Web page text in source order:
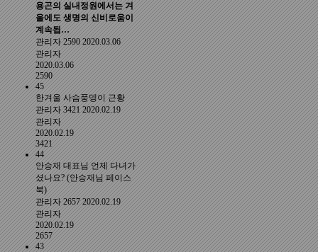
용곤의 실내정원에서는 겨
울에도 생명의 신비로움이
계속됩…
관리자 2590 2020.03.06
관리자
2020.03.06
2590
45
한겨울 사슴풍뎅이 근황
관리자 3421 2020.02.19
관리자
2020.02.19
3421
44
안승재 대표님 언제 다녀가
셨나요? (안승재님 페이스
북)
관리자 2657 2020.02.19
관리자
2020.02.19
2657
43